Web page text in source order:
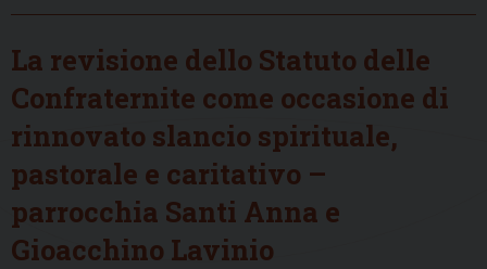
La revisione dello Statuto delle
Confraternite come occasione di
rinnovato slancio spirituale,
pastorale e caritativo –
parrocchia Santi Anna e
Gioacchino Lavinio